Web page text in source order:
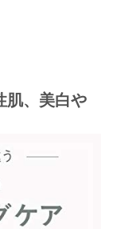
肌、美白や